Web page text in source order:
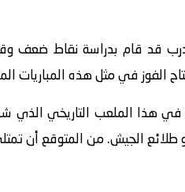
قد قام بدراسة نقاط
في مثل هذه المباريات
هذا الملعب التاريخي الذي
الجيش. من المتوقع أن